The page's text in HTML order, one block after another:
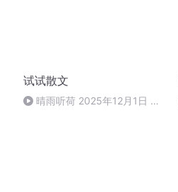
试试散文
晴雨听荷 2025年12月1日 下